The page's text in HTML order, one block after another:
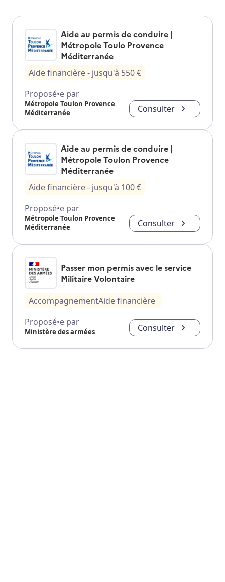
Aide au permis de conduire |
Métropole Toulo Provence
Méditerranée
Aide financière- jusqu'à 550€
Proposé•e par
Métropole Toulon Provence
Méditerranée
Consulter
Aide au permis de conduire |
Métropole Toulon Provence
Méditerranée
Aide financière- jusqu'à 100€
Proposé•e par
Métropole Toulon Provence
Méditerranée
Consulter
Passer mon permis avec le service
Militaire Volontaire
AccompagnementAide financière
Proposé•e par
Ministère des armées Consulter